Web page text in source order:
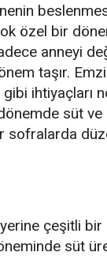
özel bir
anneyi
taşır.
ihtiyaçları
süt
sofralarda
çeşitli
süt